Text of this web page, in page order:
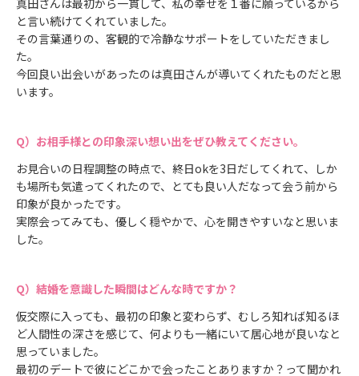
と言い続けてくれていました。
その言葉通りの、客観的で冷静なサポートをしていただきまし
た。
今回良い出会いがあったのは真田さんが導いてくれたものだと思
います。
お相手様との印象深い想い出をぜひ教えてください。
お見合いの日程調整の時点で、終日okを3日だしてくれて、しか
も場所も気遣ってくれたので、とても良い人だなって会う前から
印象が良かったです。
実際会ってみても、優しく穏やかで、心を開きやすいなと思いま
した。
結婚を意識した瞬間はどんな時ですか？
仮交際に入っても、最初の印象と変わらず、むしろ知れば知るほ
ど人間性の深さを感じて、何よりも一緒にいて居心地が良いなと
思っていました。
最初のデートで彼にどこかで会ったことありますか？って聞かれ